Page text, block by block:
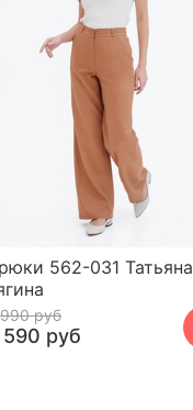
562-031 Татьяна
руб
590 руб